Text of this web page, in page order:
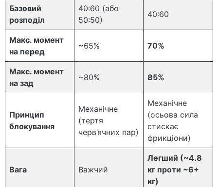
Базовий
розподіл
40:60 (або
50:50)
40:60
Макс. момент
на перед
~65% 70%
Макс. момент
на зад
~80% 85%
Принцип
блокування
Механічне
(тертя
черв’ячних пар)
Механічне
(осьова сила
стискає
фрикціони)
Вага Важчий
Легший (~4.8
кг проти ~6+
кг)